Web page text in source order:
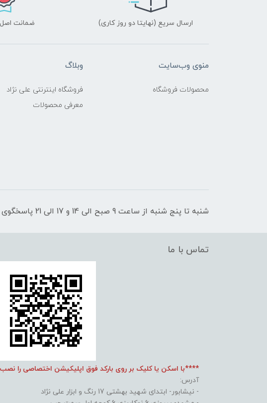
ارسال سریع (نهایتا دو روز کاری) ضمانت
منوی وب‌سایت
محصولات فروشگاه
وبلاگ
فروشگاه اینترنتی علی نژاد
معرفی محصولات
شنبه تا پنج شنبه از ساعت 9 صبح الی 14 و 17 الی 21 پاسخگوی شما عزیزان هستیم
تماس با ما
****با اسکن یا کلیک بر روی بارکد فوق اپلیکیشن اختصاصی را
آدرس:
- نیشابور- ابتدای شهید بهشتی 17 رنگ و ابزار علی نژاد